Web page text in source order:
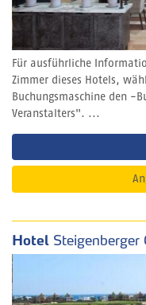
Für ausführliche
Zimmer dieses Hotels,
Buchungsmaschine den -
Veranstalters". ...
Hotel Steigenberger